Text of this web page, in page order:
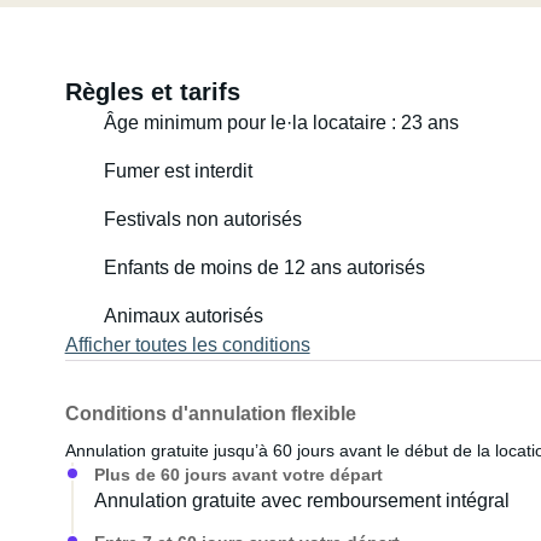
Règles et tarifs
Âge minimum pour le·la locataire : 23 ans
Fumer est interdit
Festivals non autorisés
Enfants de moins de 12 ans autorisés
Animaux autorisés
Afficher toutes les conditions
Conditions d'annulation flexible
Annulation gratuite jusqu’à 60 jours avant le début de la
Plus de 60 jours avant votre départ
Annulation gratuite avec remboursement intégral